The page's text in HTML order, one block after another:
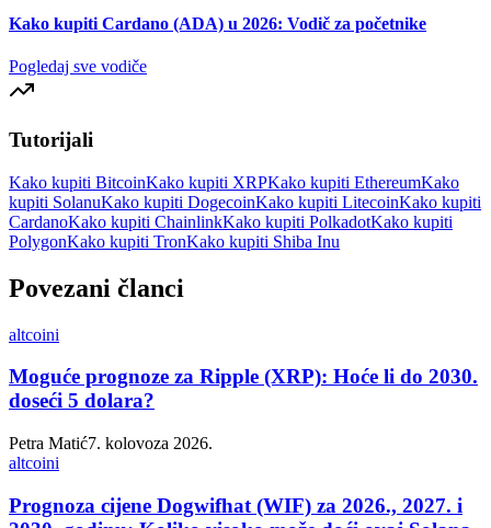
Kako kupiti Cardano (ADA) u 2026: Vodič za početnike
Pogledaj sve vodiče
Tutorijali
Kako kupiti BitcoinKako kupiti XRPKako kupiti EthereumKako
kupiti SolanuKako kupiti DogecoinKako kupiti LitecoinKako kupiti
CardanoKako kupiti ChainlinkKako kupiti PolkadotKako kupiti
PolygonKako kupiti TronKako kupiti Shiba Inu
Povezani članci
altcoini
Moguće prognoze za Ripple (XRP): Hoće li do 2030.
doseći 5 dolara?
Petra Matić7. kolovoza 2026.
altcoini
Prognoza cijene Dogwifhat (WIF) za 2026., 2027. i